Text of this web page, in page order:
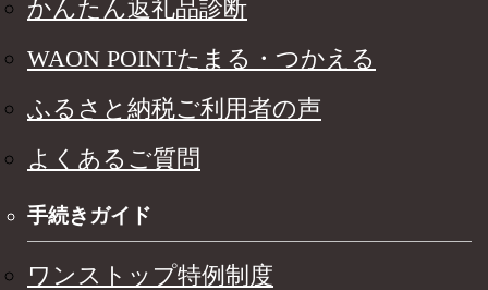
かんたん返礼品診断
WAON POINTたまる・つかえる
ふるさと納税ご利用者の声
よくあるご質問
手続きガイド
ワンストップ特例制度